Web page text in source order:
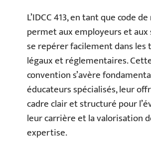
L’IDCC 413, en tant que code
permet aux employeurs et aux
se repérer facilement dans les
légaux et réglementaires.
convention s’avère
éducateurs spécialisés, leur
cadre clair et structuré pour
leur carrière et la valorisation
expertise.